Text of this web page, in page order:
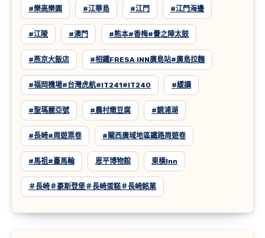
#樂高樂園 #江華島 #江門 #江門海邊
#江陵 #澳門 #熊本#香梅#譽之陣太鼓
#燕京大飯店 #相鐵FRESA INN廣島站#廣島拉麵
#福岡機場#台灣虎航#IT241#IT240 #緩讀
#聖瑪麗亞號 #農村嫩豆腐 #鏡浦湖
#長崎#周遊票卷 #關西廣域地區鐵路周遊卷
#馬祖#臺馬輪 恩平博物館 東橫inn
＃長崎＃豪斯登堡＃長崎蛋糕＃長崎銘菓